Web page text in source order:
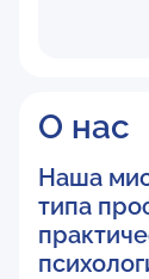
О нас
Наша
типа